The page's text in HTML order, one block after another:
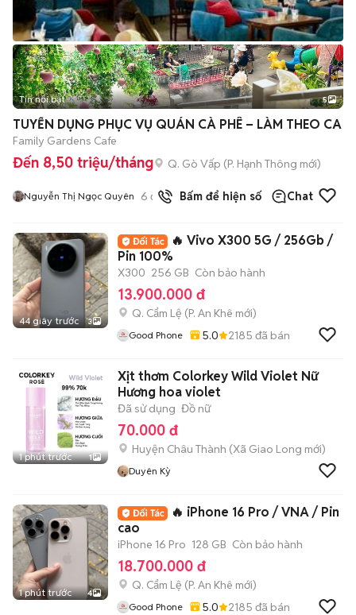
Tin nổi bật 5
TUYỂN DỤNG PHỤC VỤ QUÁN CÀ PHÊ – LÀM THEO CA
Family Gardens Cafe
Đến 8,50 triệu/tháng Q. Gò Vấp (P. Hạnh Thông mới)
Nguyễn Thị Ngọc Quyên 6 đã bánBấm để hiện số Chat
44 giây trước 3
🔥 Vivo X300 5G / 256Gb /
Pin 100%
X300 256 GB Còn bảo hành
13.900.000 đ
Q. Cẩm Lệ (P. An Khê mới)
Good Phone 5.0 2185 đã bán
1 phút trước 1
Xịt thơm Colorkey Wild Violet Nữ
Hương hoa violet
Đã sử dụng Đồ nữ
70.000 đ
Huyện Châu Thành (Xã Giao Long mới)
Duyên Kỳ
1 phút trước 4
🔥 iPhone 16 Pro / VNA / Pin
cao
iPhone 16 Pro 128 GB Còn bảo hành
18.700.000 đ
Q. Cẩm Lệ (P. An Khê mới)
Good Phone 5.0 2185 đã bán